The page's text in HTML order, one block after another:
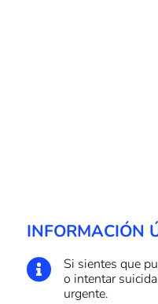
INFORMACIÓN

Si sientes que
o intentar
urgente.